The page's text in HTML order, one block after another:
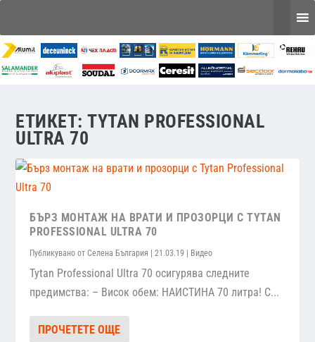
ЕТИКЕТ:TYTAN PROFESSIONAL
ULTRA 70
БЪРЗ МОНТАЖ НА ВРАТИ И ПРОЗОРЦИ С TYTAN
PROFESSIONAL ULTRA 70
Публикувано отСелена България |21.03.19 | Видео
Tytan Professional Ultra 70 осигурява следните
предимства: – Висок обем: НАИСТИНА 70 литра! С...
ПРОЧЕТЕТЕ ОЩЕ